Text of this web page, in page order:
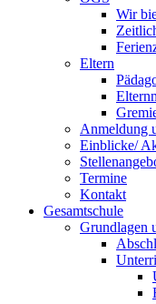
Wir
Eltern
Anmeldung
Einblicke/
Termine
Kontakt
Gesamtschule
Grundlagen